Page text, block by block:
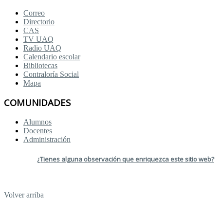
Correo
Directorio
CAS
TV UAQ
Radio UAQ
Calendario escolar
Bibliotecas
Contraloría Social
Mapa
COMUNIDADES
Alumnos
Docentes
Administración
¿Tienes alguna observación que enriquezca este sitio web?
Volver arriba